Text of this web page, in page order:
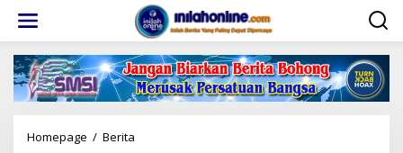
konten
Homepage / Berita